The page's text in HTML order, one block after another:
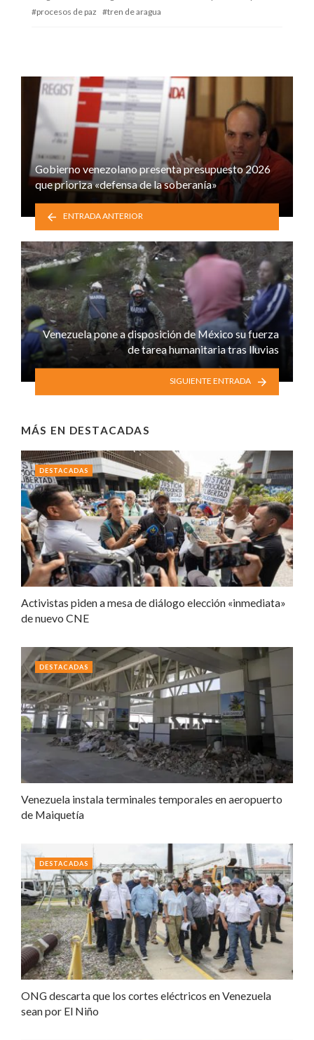
procesos de paz
tren de aragua
Gobierno venezolano presenta presupuesto 2026
que prioriza «defensa de la soberanía»
ENTRADA ANTERIOR
Venezuela pone a disposición de México su fuerza
de tarea humanitaria tras lluvias
SIGUIENTE ENTRADA
MÁS EN DESTACADAS
Activistas piden a mesa de diálogo elección «inmediata»
de nuevo CNE
DESTACADAS
Venezuela instala terminales temporales en aeropuerto
de Maiquetía
DESTACADAS
ONG descarta que los cortes eléctricos en Venezuela
sean por El Niño
DESTACADAS